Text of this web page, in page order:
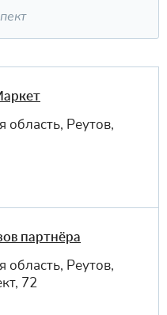
область, Реутов,
партнёра
область, Реутов,
72